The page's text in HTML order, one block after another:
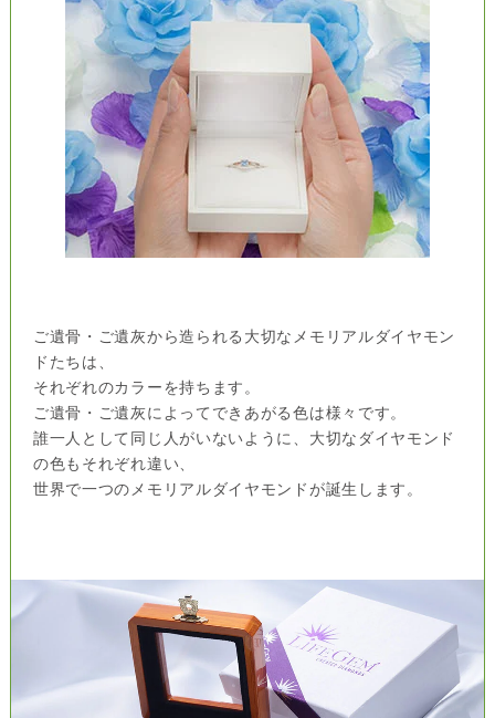
ご遺骨・ご遺灰から造られる大切なメモリアルダイヤモン
ドたちは、
それぞれのカラーを持ちます。
ご遺骨・ご遺灰によってできあがる色は様々です。
誰一人として同じ人がいないように、大切なダイヤモンド
の色もそれぞれ違い、
世界で一つのメモリアルダイヤモンドが誕生します。